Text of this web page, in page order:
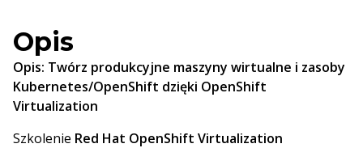
Opis
Opis: Twórz produkcyjne maszyny wirtualne i zasoby
Kubernetes/OpenShift dzięki OpenShift
Virtualization
Szkolenie Red Hat OpenShift Virtualization